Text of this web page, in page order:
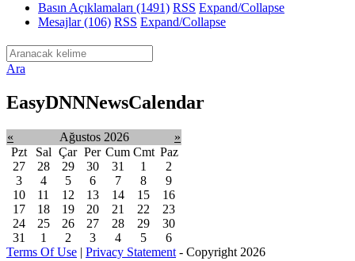
Basın Açıklamaları (1491) RSS Expand/Collapse
Mesajlar(106) RSS Expand/Collapse
Ara
EasyDNNNewsCalendar
« Ağustos 2026
»
Pzt
Sal Çar Per Cum Cmt Paz
27
28 29 30 31 1
2
3
4 5 6 7 8
9
10
11 12 13 14 15
16
17
18 19 20 21 22
23
24
25 26 27 28 29
30
31
1 2 3 4 5
6
Terms Of Use | Privacy Statement - Copyright 2026